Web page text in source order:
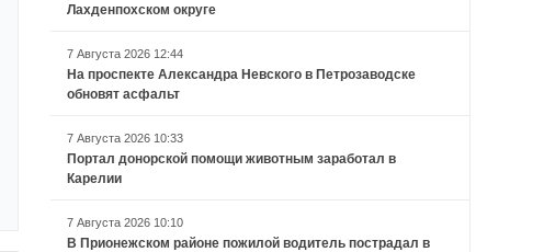
Лахденпохском округе
7 Августа 2026 12:44
На проспекте Александра Невского в Петрозаводске
обновят асфальт
7 Августа 2026 10:33
Портал донорской помощи животным заработал в
Карелии
7 Августа 2026 10:10
В Прионежском районе пожилой водитель пострадал в